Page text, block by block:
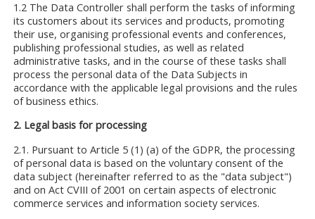
1.2 The Data Controller shall perform the tasks of informing
its customers about its services and products, promoting
their use, organising professional events and conferences,
publishing professional studies, as well as related
administrative tasks, and in the course of these tasks shall
process the personal data of the Data Subjects in
accordance with the applicable legal provisions and the rules
of business ethics.
2. Legal basis for processing
2.1. Pursuant to Article 5 (1) (a) of the GDPR, the processing
of personal data is based on the voluntary consent of the
data subject (hereinafter referred to as the "data subject")
and on Act CVIII of 2001 on certain aspects of electronic
commerce services and information society services.